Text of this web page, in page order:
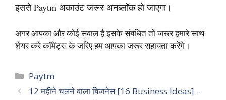
इससे Paytm अकाउंट जरूर अनब्लॉक हो जाएगा।
अगर आपका और कोई सवाल है इसके संबधित तो जरूर हमारे साथ
शेयर करे कॉमेंट्स के जरिए हम आपका जरूर सहायता करेंगे।
Categories
Paytm
12 महीने चलने वाला बिजनेस [16 Business Ideas] –